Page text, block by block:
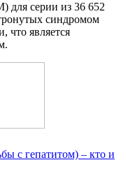
для серии из 36 652
синдромом
что является
с гепатитом) – кто и